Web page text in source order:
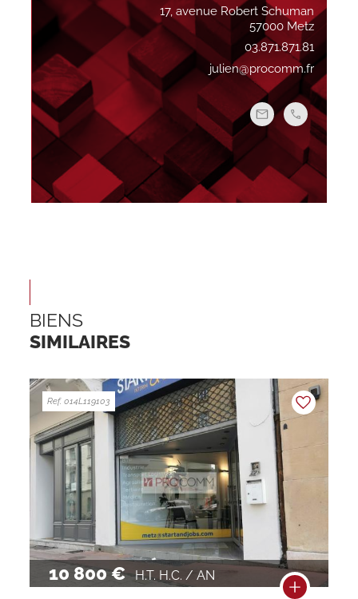
17, avenue Robert Schuman
57000 Metz
03.871.871.81
julien@procomm.fr
BIENS
SIMILAIRES
10 800 € H.T. H.C. / AN
Ref. 014L119103